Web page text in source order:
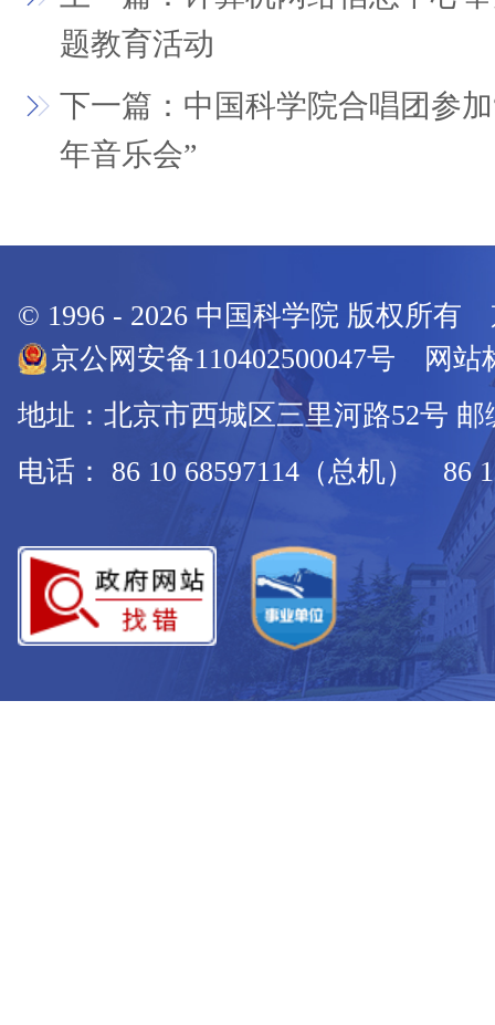
题教育活动
下一篇：中国科学院合唱团参
年音乐会”
© 1996 - 2026 中国科学院 版权所有
京公网安备110402500047号 网站
地址：北京市西城区三里河路52号 邮
电话： 86 10 68597114（总机） 86